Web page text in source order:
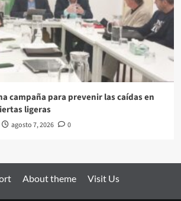
campaña para prevenir las caídas en
ligeras
agosto 7, 2026 0
About theme Visit Us